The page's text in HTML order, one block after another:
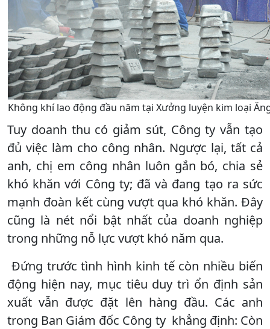
Không khí lao động đầu năm tại Xưởng luyện kim loại
Tuy doanh thu có giảm sút, Công ty vẫn tạo
đủ việc làm cho công nhân. Ngược lại, tất cả
anh, chị em công nhân luôn gắn bó, chia sẻ
khó khăn với Công ty; đã và đang tạo ra sức
mạnh đoàn kết cùng vượt qua khó khăn. Đây
cũng là nét nổi bật nhất của doanh nghiệp
trong những nỗ lực vượt khó năm qua.
Đứng trước tình hình kinh tế còn nhiều biến
động hiện nay, mục tiêu duy trì ổn định sản
xuất vẫn được đặt lên hàng đầu. Các anh
trong Ban Giám đốc Công ty khẳng định: Còn